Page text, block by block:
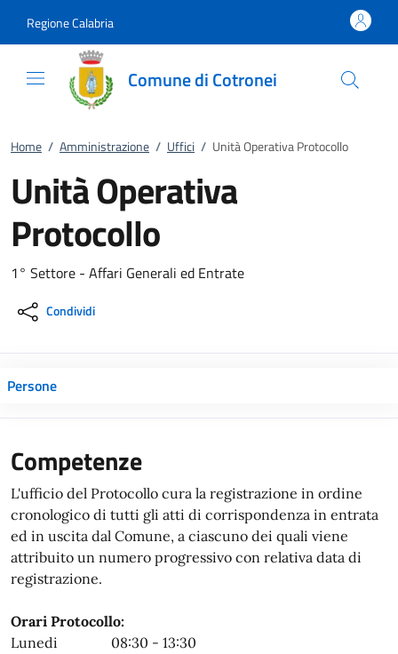
Regione Calabria
Comune di Cotronei
Home / Amministrazione / Uffici / Unità Operativa Protocollo
Unità Operativa
Protocollo
1° Settore - Affari Generali ed Entrate
Condividi
Persone
Competenze
L'ufficio del Protocollo cura la registrazione in ordine
cronologico di tutti gli atti di corrispondenza in entrata
ed in uscita dal Comune, a ciascuno dei quali viene
attribuito un numero progressivo con relativa data di
registrazione.
Orari Protocollo:
Lunedi 08:30 - 13:30